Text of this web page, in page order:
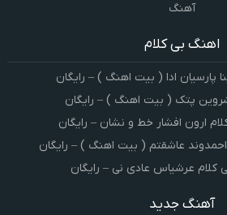
آهنگ
اهنگ بی کلام
پارسیان ادا ( بیت اهنگ ) – رایگان
پتک ( بیت اهنگ ) – رایگان
ارون افشار خط و نشان – رایگان
عاشقتم ( بیت اهنگ ) – رایگان
کلام عرشیاس عادی نی – رایگان
آهنگ جدید